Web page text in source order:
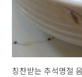
칭찬받는 추석명절